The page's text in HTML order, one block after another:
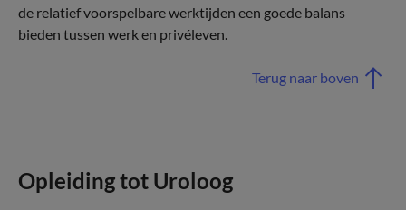
de relatief voorspelbare werktijden een goede balans
bieden tussen werk en privéleven.
Terug naar boven
Opleiding tot Uroloog